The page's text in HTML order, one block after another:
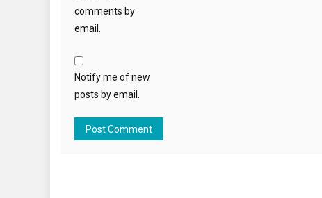
comments by
email.
Notify me of new
posts by email.